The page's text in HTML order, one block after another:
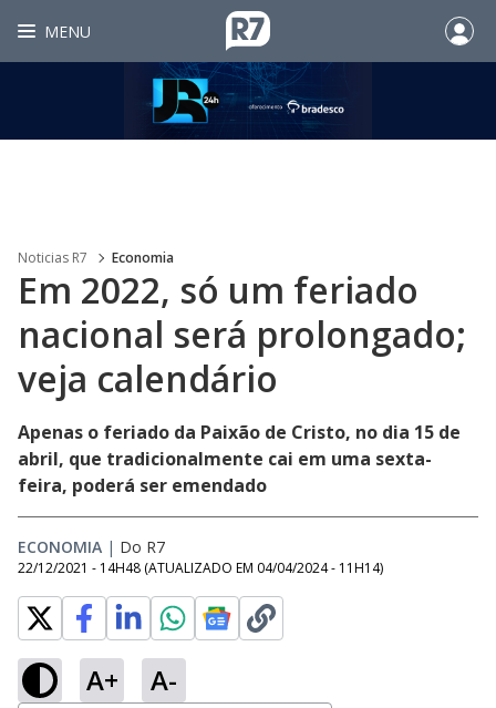
MENU
Noticias R7 Economia
Em 2022, só um feriado
nacional será prolongado;
veja calendário
Apenas o feriado da Paixão de Cristo, no dia 15 de
abril, que tradicionalmente cai em uma sexta-
feira, poderá ser emendado
ECONOMIA | Do R7
22/12/2021 - 14H48 (ATUALIZADO EM 04/04/2024 - 11H14)
A+ A-